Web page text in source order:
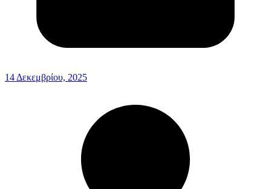
14 Δεκεμβρίου, 2025